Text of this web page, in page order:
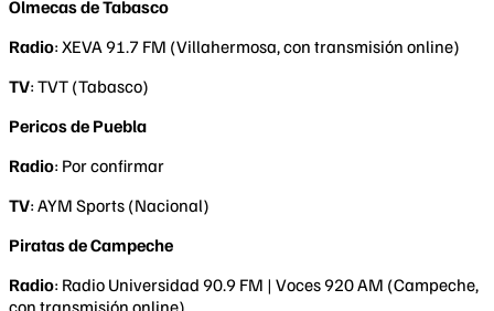
Olmecas de Tabasco
Radio: XEVA 91.7 FM (Villahermosa, con transmisión online)
TV: TVT (Tabasco)
Pericos de Puebla
Radio: Por confirmar
TV: AYM Sports (Nacional)
Piratas de Campeche
Radio: Radio Universidad 90.9 FM | Voces 920 AM (Campeche,
con transmisión online)